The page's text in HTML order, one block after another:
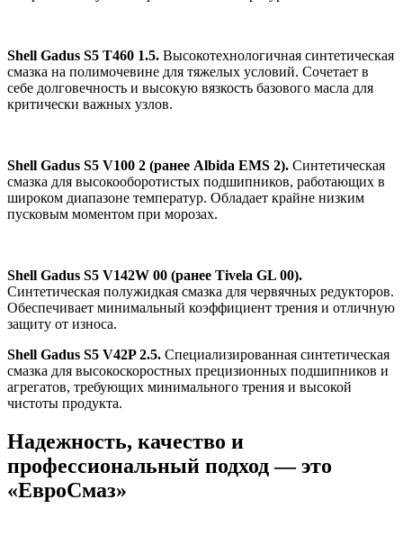
Shell Gadus S5 T460 1.5. Высокотехнологичная синтетическая
смазка на полимочевине для тяжелых условий. Сочетает в
себе долговечность и высокую вязкость базового масла для
критически важных узлов.
Shell Gadus S5 V100 2 (ранее Albida EMS 2). Синтетическая
смазка для высокооборотистых подшипников, работающих в
широком диапазоне температур. Обладает крайне низким
пусковым моментом при морозах.
Shell Gadus S5 V142W 00 (ранее Tivela GL 00).
Синтетическая полужидкая смазка для червячных редукторов.
Обеспечивает минимальный коэффициент трения и отличную
защиту от износа.
Shell Gadus S5 V42P 2.5. Специализированная синтетическая
смазка для высокоскоростных прецизионных подшипников и
агрегатов, требующих минимального трения и высокой
чистоты продукта.
Надежность, качество и
профессиональный подход — это
«ЕвроСмаз»